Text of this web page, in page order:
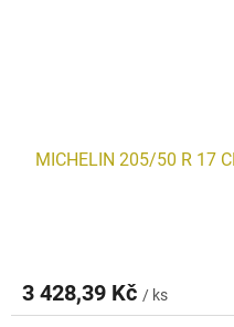
MICHELIN 205/50 R 17
3 428,39 Kč / ks